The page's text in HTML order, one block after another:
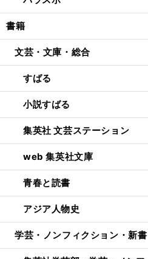
書籍
文芸・文庫・総合
すばる
小説すばる
集英社 文芸ステーション
web 集英社文庫
青春と読書
アジア人物史
学芸・ノンフィクション・新書